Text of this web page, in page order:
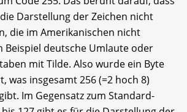
Darstellung der Zeichen nicht
die im Amerikanischen nicht
Beispiel deutsche Umlaute oder
mit Tilde. Also wurde ein Byte
was insgesamt 256 (=2 hoch 8)
Im Gegensatz zum Standard-